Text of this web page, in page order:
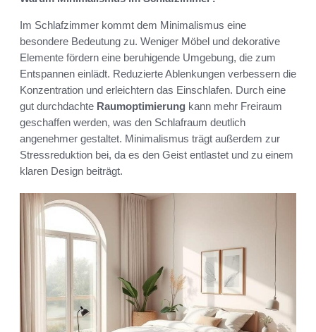
Im Schlafzimmer kommt dem Minimalismus eine
besondere Bedeutung zu. Weniger Möbel und dekorative
Elemente fördern eine beruhigende Umgebung, die zum
Entspannen einlädt. Reduzierte Ablenkungen verbessern die
Konzentration und erleichtern das Einschlafen. Durch eine
gut durchdachte Raumoptimierung kann mehr Freiraum
geschaffen werden, was den Schlafraum deutlich
angenehmer gestaltet. Minimalismus trägt außerdem zur
Stressreduktion bei, da es den Geist entlastet und zu einem
klaren Design beiträgt.